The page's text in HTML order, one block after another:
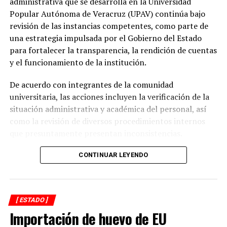
prioridad desde el inicio de mi gobierno y continuaremos
gestionando recursos y proyectos que contribuyan al
desarrollo del municipio y al bienestar de las familias
alvaradeñas”.
Por último, reconoció y agradeció a la gobernadora del
Alvarado, así como a personal directivo de la CFE por la
disposición y coordinación institucional para impulsar
estas importantes acciones en beneficio del municipio.
Popular Autónoma de Veracruz (UPAV) continúa bajo
revisión de las instancias competentes, como parte de
una estrategia impulsada por el Gobierno del Estado
para fortalecer la transparencia, la rendición de cuentas
y el funcionamiento de la institución.
De acuerdo con integrantes de la comunidad
universitaria, las acciones incluyen la verificación de la
situación administrativa y académica del personal, así
como la revisión de diversos procedimientos internos
Entre los aspectos que son objeto de análisis se
simultáneas en distintos centros de estudio, la
validación de documentación académica de directivos,
adeudos en la entrega de calificaciones, denuncias por
presuntos cobros indebidos relacionados con
CONTINUAR LEYENDO
[ ESTADO ]
Importación de huevo de EU